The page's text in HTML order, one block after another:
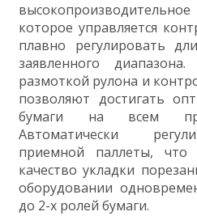
которое управляется
плавно регулировать
заявленного
размоткой рулона и
позволяют достигать
бумаги на всем
Автоматически
приемной паллеты, что
качество укладки
оборудовании
до 2-х ролей бумаги.